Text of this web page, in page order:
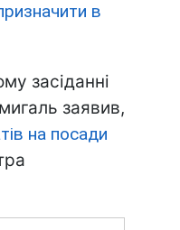
в
засіданні
заявив,
на посади